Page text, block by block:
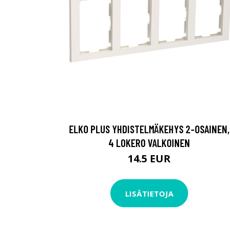
ELKO PLUS YHDISTELMÄKEHYS 2-OSAINEN,
4 LOKERO VALKOINEN
14.5 EUR
LISÄTIETOJA